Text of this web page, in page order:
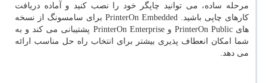
مرحله ساده، می توانید چاپگر خود را نصب کنید و آماده دریافت
کارهای چاپی باشید. PrinterOn Embedded برای سامسونگ از نسخه
هایPrinterOn Public وPrinterOn Enterprise پشتیبانی می کند و به
شما امکان انعطاف پذیری بیشتر برای انتخاب راه حل مناسب ارائه
می دهد.